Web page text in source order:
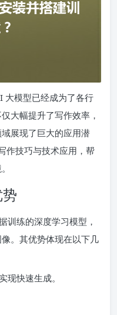
大模型已经成为了各行
大幅提升了写作效率，
展现了巨大的应用潜
作技巧与技术应用，帮
训练的深度学习模型，
。其优势体现在以下几
现快速生成。